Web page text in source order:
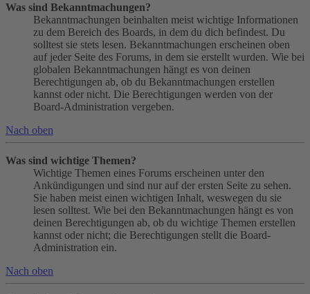
Was sind Bekanntmachungen?
Bekanntmachungen beinhalten meist wichtige Informationen
zu dem Bereich des Boards, in dem du dich befindest. Du
solltest sie stets lesen. Bekanntmachungen erscheinen oben
auf jeder Seite des Forums, in dem sie erstellt wurden. Wie bei
globalen Bekanntmachungen hängt es von deinen
Berechtigungen ab, ob du Bekanntmachungen erstellen
kannst oder nicht. Die Berechtigungen werden von der
Board-Administration vergeben.
Nach oben
Was sind wichtige Themen?
Wichtige Themen eines Forums erscheinen unter den
Ankündigungen und sind nur auf der ersten Seite zu sehen.
Sie haben meist einen wichtigen Inhalt, weswegen du sie
lesen solltest. Wie bei den Bekanntmachungen hängt es von
deinen Berechtigungen ab, ob du wichtige Themen erstellen
kannst oder nicht; die Berechtigungen stellt die Board-
Administration ein.
Nach oben